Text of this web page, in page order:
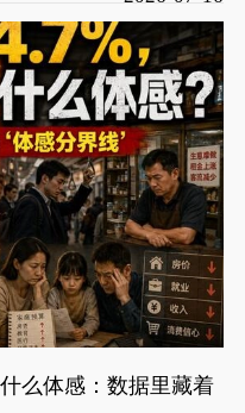
么体感：数据里藏着